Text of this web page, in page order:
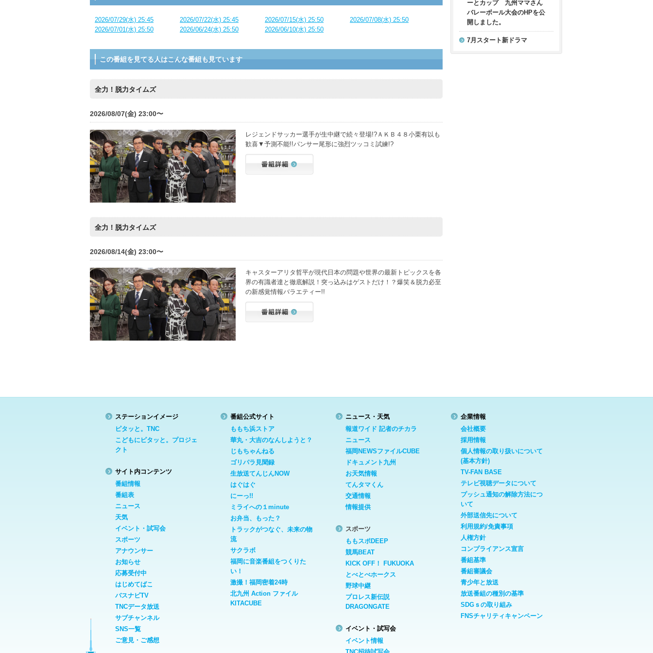
2026/07/29(水) 25:45 2026/07/22(水) 25:45 2026/07/15(水) 25:50
2026/07/08(水) 25:50
2026/07/01(水) 25:50
2026/06/24(水) 25:50 2026/06/10(水) 25:50
この番組を見てる人はこんな番組も見ています
全力！脱力タイムズ
2026/08/07(金) 23:00〜
レジェンドサッカー選手が生中継で続々登場!?ＡＫＢ４８小栗有以も
歓喜▼予測不能!!パンサー尾形に強烈ツッコミ試練!?
全力！脱力タイムズ
2026/08/14(金) 23:00〜
キャスターアリタ哲平が現代日本の問題や世界の最新トピックスを各
界の有識者達と徹底解説！突っ込みはゲストだけ！？爆笑＆脱力必至
の新感覚情報バラエティー!!
ーとカップ 九州ママさん
バレーボール大会のHPを公
開しました。
7月スタート新ドラマ
ステーションイメージ
ピタッと。TNC
こどもにピタッと。プロジェ
クト
サイト内コンテンツ
番組情報
番組表
ニュース
天気
イベント・試写会
スポーツ
アナウンサー
お知らせ
応募受付中
はじめてばこ
バスナビTV
TNCデータ放送
サブチャンネル
SNS一覧
ご意見・ご感想
番組公式サイト
ももち浜ストア
華丸・大吉のなんしようと？
じもちゃんねる
ゴリパラ見聞録
生放送てんじんNOW
はぐはぐ
にーっ!!
ミライへの１minute
お弁当、もった？
トラックがつなぐ、未来の物
流
サクラボ
福岡に音楽番組をつくりた
い！
激撮！福岡密着24時
北九州 Action ファイル
KITACUBE
ニュース・天気
報道ワイド 記者のチカラ
ニュース
福岡NEWSファイルCUBE
ドキュメント九州
お天気情報
てんタマくん
交通情報
情報提供
スポーツ
ももスポDEEP
競馬BEAT
KICK OFF！ FUKUOKA
とべとべホークス
野球中継
プロレス新伝説
DRAGONGATE
イベント・試写会
イベント情報
企業情報
会社概要
採用情報
個人情報の取り扱いについて
(基本方針)
TV-FAN BASE
テレビ視聴データについて
プッシュ通知の解除方法につ
いて
外部送信先について
利用規約/免責事項
人権方針
コンプライアンス宣言
番組基準
番組審議会
青少年と放送
放送番組の種別の基準
SDGｓの取り組み
FNSチャリティキャンペーン